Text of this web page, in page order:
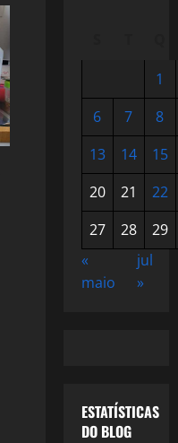
1
6
7
8
13
14
15
20
21
22
27
28
29
«
maio
jul
»
ESTATÍSTICAS
DO BLOG